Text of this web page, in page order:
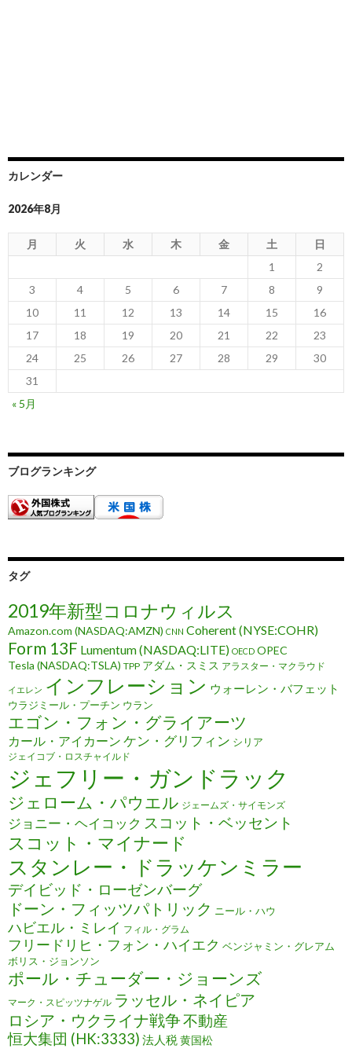
カレンダー
2026年8月
月 火 水 木 金 土
日
1
2
3
4 5 6 7 8
9
10
11 12 13 14 15
16
17
18 19 20 21 22
23
24
25 26 27 28 29
30
31
« 5月
ブログランキング
タグ
2019年新型コロナウィルス
Amazon.com (NASDAQ:AMZN) CNN Coherent (NYSE:COHR)
Form 13F Lumentum (NASDAQ:LITE) OECD OPEC
Tesla (NASDAQ:TSLA) TPP アダム・スミス アラスター・マクラウド
イエレン インフレーション ウォーレン・バフェット
ウラジミール・プーチン ウラン
エゴン・フォン・グライアーツ
カール・アイカーン ケン・グリフィン シリア
ジェイコブ・ロスチャイルド
ジェフリー・ガンドラック
ジェローム・パウエル ジェームズ・サイモンズ
ジョニー・ヘイコック スコット・ベッセント
スコット・マイナード
スタンレー・ドラッケンミラー
デイビッド・ローゼンバーグ
ドーン・フィッツパトリック ニール・ハウ
ハビエル・ミレイ フィル・グラム
フリードリヒ・フォン・ハイエク ベンジャミン・グレアム
ボリス・ジョンソン
ポール・チューダー・ジョーンズ
マーク・スピッツナゲル ラッセル・ネイピア
ロシア・ウクライナ戦争不動産
恒大集団 (HK:3333) 法人税黄国松